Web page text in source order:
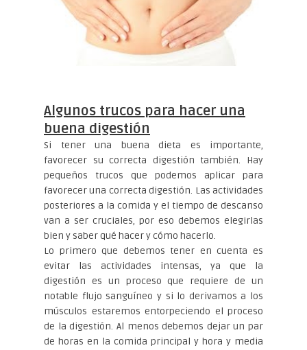
Algunos trucos para hacer una
buena digestión
Si tener una buena dieta es importante,
favorecer su correcta digestión también. Hay
pequeños trucos que podemos aplicar para
favorecer una correcta digestión. Las actividades
posteriores a la comida y el tiempo de descanso
van a ser cruciales, por eso debemos elegirlas
bien y saber qué hacer y cómo hacerlo.
Lo primero que debemos tener en cuenta es
evitar las actividades intensas, ya que la
digestión es un proceso que requiere de un
notable flujo sanguíneo y si lo derivamos a los
músculos estaremos entorpeciendo el proceso
de la digestión. Al menos debemos dejar un par
de horas en la comida principal y hora y media